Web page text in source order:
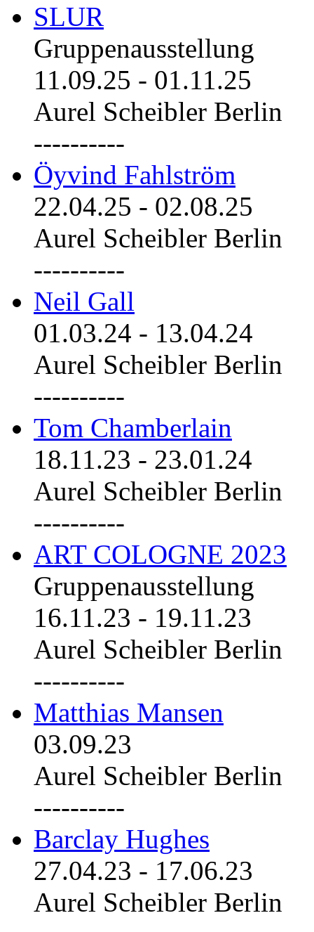
SLUR
Gruppenausstellung
11.09.25 - 01.11.25
Aurel Scheibler Berlin
----------
Öyvind Fahlström
22.04.25 - 02.08.25
Aurel Scheibler Berlin
----------
Neil Gall
01.03.24 - 13.04.24
Aurel Scheibler Berlin
----------
Tom Chamberlain
18.11.23 - 23.01.24
Aurel Scheibler Berlin
----------
ART COLOGNE 2023
Gruppenausstellung
16.11.23 - 19.11.23
Aurel Scheibler Berlin
----------
Matthias Mansen
03.09.23
Aurel Scheibler Berlin
----------
Barclay Hughes
27.04.23 - 17.06.23
Aurel Scheibler Berlin